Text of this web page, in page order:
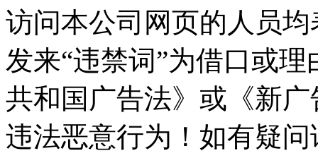
访问本公司网页的人员
发来“违禁词”为借口或
共和国广告法》或《新
违法恶意行为！如有疑